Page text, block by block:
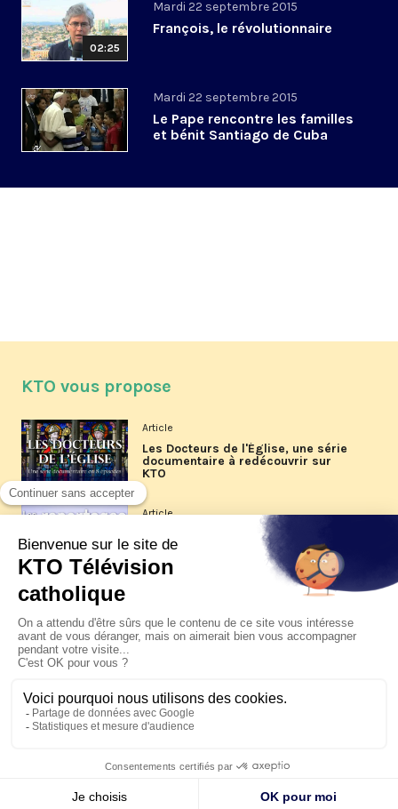
02:25
Mardi 22 septembre 2015
François, le révolutionnaire
Mardi 22 septembre 2015
Le Pape rencontre les familles
et bénit Santiago de Cuba
KTO vous propose
Article
Les Docteurs de l'Église, une série
documentaire à redécouvrir sur
KTO
Article
Les reportages d'été 2026 de KTO
La visite pastorale du pape Léon
XIV à Assise à suivre sur KTO le
jeudi 6 août
Le pape en Uruguay, Argentine et
Pérou du 6 au 17 novembre 2026
© KTO 2026 — Mentions légales